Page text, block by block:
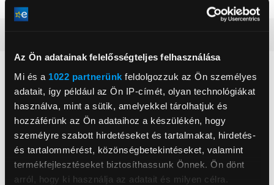
Az Ön adatainak felelősségteljes felhasználása
Mi és a 1022 partnerünk feldolgozzuk az Ön személyes
adatait, így például az Ön IP-címét, olyan technológiákat
használva, mint a sütik, amelyekkel tárolhatjuk és
hozzáférünk az Ön adataihoz a készülékén, hogy
személyre szabott hirdetéseket és tartalmakat, hirdetés-
és tartalommérést, közönségbetekintéseket, valamint
termékfejlesztéseket biztosíthassunk Önnek. Ön dönt
arról, hogy ki használja az adatait és milyen célra.
Neked ajánljuk